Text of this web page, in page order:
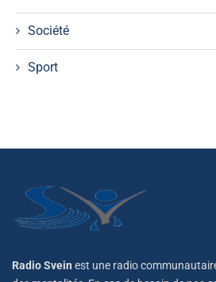
Société
Sport
Radio Svein est une radio